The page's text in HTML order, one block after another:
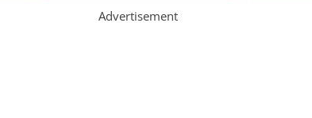
Advertisement